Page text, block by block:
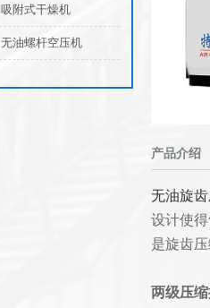
吸附式干燥机
无油螺杆空压机
产品介绍
无油旋
设计使
是旋齿
两级压